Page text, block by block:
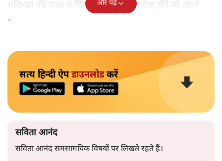
संविधान की वजह से मिला। ऐसे बहुत कम नेता होंगे जो अपने
समाज के मुद्दों को विधानसभाओं में और संसद में उठाते हैं।
और पढ़ें
सत्य हिन्दी ऐपडाउनलोडकरें
सविता आनंद
सविता आनंद समसामयिक विषयों पर लिखते रहते हैं।